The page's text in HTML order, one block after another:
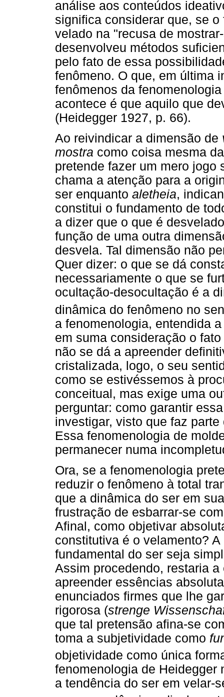
análise aos conteúdos
significa considerar que, se
velado na "recusa de
desenvolveu métodos
pelo fato de essa
fenômeno. O que, em última
fenômenos da
acontece é que aquilo que
(Heidegger 1927, p. 66).
Ao reivindicar a dimensão de
mostra como coisa mesma
pretende fazer um mero jogo
chama a atenção para a
ser enquanto aletheia,
constitui o fundamento de
a dizer que o que é
função de uma outra
desvela. Tal dimensão não
Quer dizer: o que se dá
necessariamente o que se
ocultação-desocultação é a
dinâmica do fenômeno no
a fenomenologia, entendida
em suma consideração o
não se dá a apreender
cristalizada, logo, o seu
como se estivéssemos à
conceitual, mas exige uma
perguntar: como garantir
investigar, visto que faz
Essa fenomenologia de
permanecer numa
Ora, se a fenomenologia
reduzir o fenômeno à total
que a dinâmica do ser em
frustração de esbarrar-se
Afinal, como objetivar
constitutiva é o velamento?
fundamental do ser seja
Assim procedendo, restaria
apreender essências
enunciados firmes que lhe
rigorosa (strenge
que tal pretensão afina-se
toma a subjetividade como
objetividade como única
fenomenologia de Heidegger
a tendência do ser em velar-